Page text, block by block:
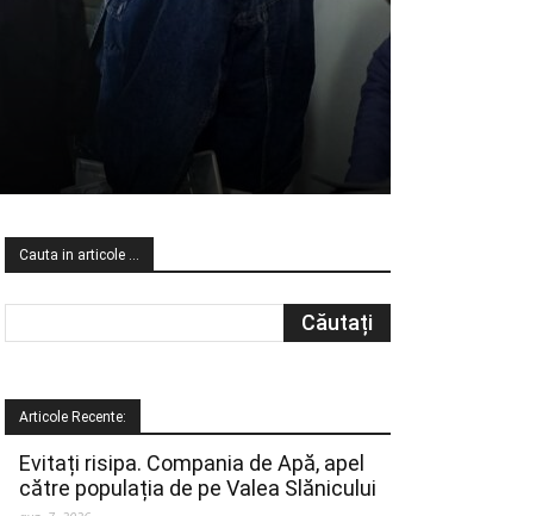
Cauta in articole …
Articole Recente:
Evitați risipa. Compania de Apă, apel
către populația de pe Valea Slănicului